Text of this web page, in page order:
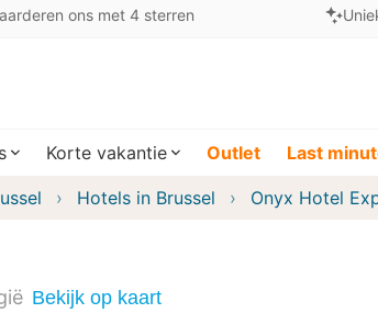
ons met 4 sterren
Korte vakantie Outlet Last
Hotels in Brussel Onyx Hotel
Bekijk op kaart